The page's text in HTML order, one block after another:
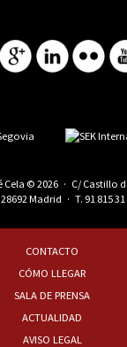
© 2026 · C/ Castillo
Madrid · T. 91 815
CONTACTO
CÓMO LLEGAR
SALA DE PRENSA
ACTUALIDAD
AVISO LEGAL